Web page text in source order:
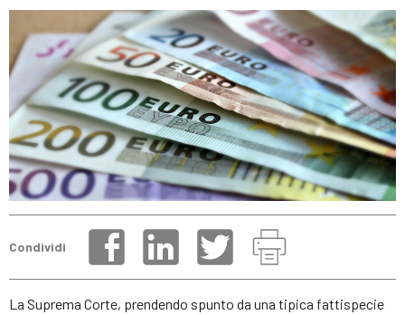
Condividi
La Suprema Corte, prendendo spunto da una tipica fattispecie